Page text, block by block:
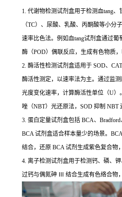
1. 代谢物检测试剂盒用于检测血tang
（TC）、尿酸、乳酸、丙酮酸等小分
速率比色法。例如血tang试剂盒通过
酶（POD）偶联反应，生成有色物质
2. 酶活性检测试剂盒适用于 SOD、
酶活性测定，以速率法为主。通过监
光度变化速率，计算酶活性单位（U）
唑（NBT）光还原法，SOD 抑制 NBT
3. 蛋白定量试剂盒包括 BCA、
BCA 试剂盒适合样本量少的场景。
结合，还原 BCA 试剂生成紫色复合物
4. 离子检测试剂盒用于检测钙、磷、
过钙与偶氮砷 Ⅲ 结合生成有色络合物